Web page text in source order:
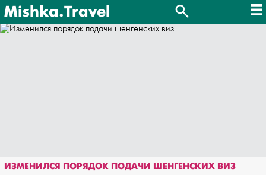
Mishka.Travel
ИЗМЕНИЛСЯ ПОРЯДОК ПОДАЧИ ШЕНГЕНСКИХ ВИЗ